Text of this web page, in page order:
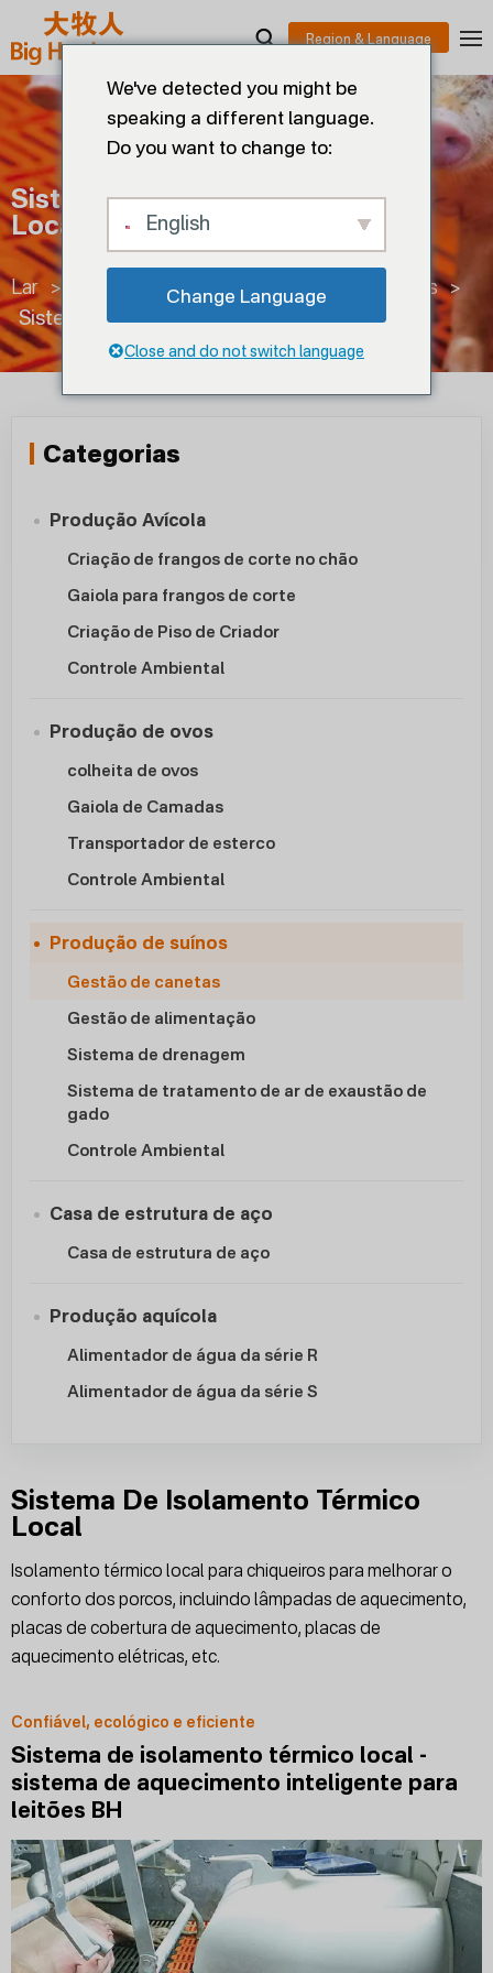
Sistema De Isolamento Térmico
Local
Lar > Produção de suínos Gestão de canetas >
Sistema de isolamento térmico local
Categorias
Produção Avícola
Criação de frangos de corte no chão
Gaiola para frangos de corte
Criação de Piso de Criador
Controle Ambiental
Produção de ovos
colheita de ovos
Gaiola de Camadas
Transportador de esterco
Controle Ambiental
Produção de suínos
Gestão de canetas
Gestão de alimentação
Sistema de drenagem
Sistema de tratamento de ar de exaustão de
gado
Controle Ambiental
Casa de estrutura de aço
Casa de estrutura de aço
Produção aquícola
Alimentador de água da série R
Alimentador de água da série S
Sistema De Isolamento Térmico
Local
Isolamento térmico local para chiqueiros para melhorar o
conforto dos porcos, incluindo lâmpadas de aquecimento,
placas de cobertura de aquecimento, placas de
aquecimento elétricas, etc.
Confiável, ecológico e eficiente
Sistema de isolamento térmico local -
sistema de aquecimento inteligente para
leitões BH
We've detected you might be
speaking a different language.
Do you want to change to:
English
Change Language
Close and do not switch language